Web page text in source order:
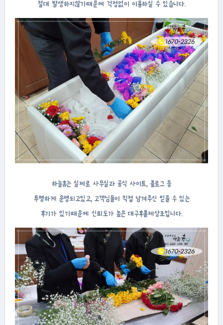
절대 발생하지않기때문에 걱정없이 이용하실 수 있습니다.
하늘휴는 실제로 사무실과 공식 사이트, 블로그 등
투명하게 운영되고있고, 고객님들이 직접 남겨주신 믿을 수 있는
후기가 있기때문에 신뢰도가 높은 대구후불제상조입니다.